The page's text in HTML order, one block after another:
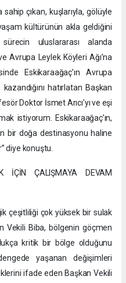
çıkan, kuşlarıyla, gölüyle
kültürünün akla geldiğini
uluslararası alanda
Avrupa Leylek Köyleri Ağı’na
Eskikaraağaç’ın Avrupa
hatırlatan Başkan
Doktor İsmet Arıcı’yı ve eşi
istiyorum. Eskikaraağaç’ın,
bir doğa destinasyonu haline
diye konuştu.
İÇİN ÇALIŞMAYA DEVAM
çeşitliliği çok yüksek bir sulak
Vekili Biba, bölgenin göçmen
kritik bir bölge olduğunu
yaşanan değişimleri
ifade eden Başkan Vekili